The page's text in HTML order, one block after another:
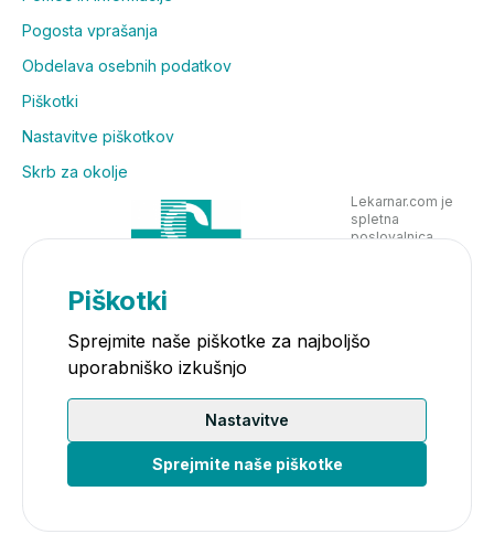
Pogosta vprašanja
Obdelava osebnih podatkov
Piškotki
Nastavitve piškotkov
Skrb za okolje
Lekarnar.com je
spletna
poslovalnica
Piškotki
Sprejmite naše piškotke za najboljšo
uporabniško izkušnjo
Nastavitve
Sprejmite naše piškotke